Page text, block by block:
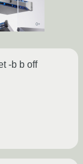
-b b off